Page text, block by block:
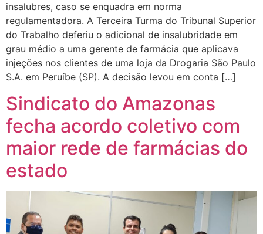
insalubres, caso se enquadra em norma
regulamentadora. A Terceira Turma do Tribunal Superior
do Trabalho deferiu o adicional de insalubridade em
grau médio a uma gerente de farmácia que aplicava
injeções nos clientes de uma loja da Drogaria São Paulo
S.A. em Peruíbe (SP). A decisão levou em conta […]
Sindicato do Amazonas
fecha acordo coletivo com
maior rede de farmácias do
estado